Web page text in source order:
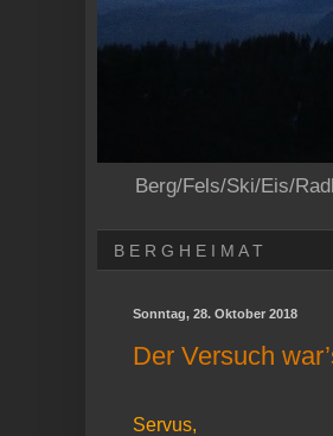
Berg/Fels/Ski/Eis/
B E R G H E I M A T
Sonntag, 28. Oktober 2018
Der Versuch
Servus,